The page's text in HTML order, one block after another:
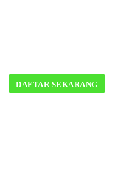
DAFTAR SEKARANG